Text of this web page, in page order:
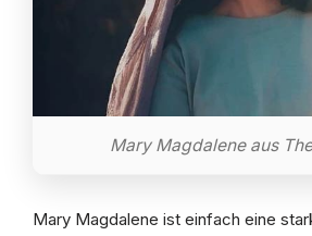
Mary Magdalene aus
Mary Magdalene ist einfach eine